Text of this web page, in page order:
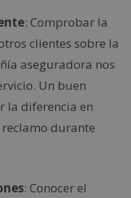
: Comprobar la
clientes sobre la
aseguradora nos
Un buen
la diferencia en
durante
: Conocer el